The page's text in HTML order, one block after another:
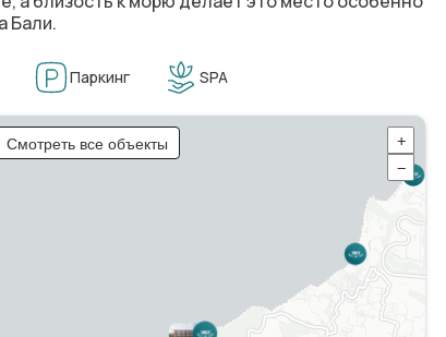
Бали.
Паркинг SPA
Смотреть все объекты
+
−